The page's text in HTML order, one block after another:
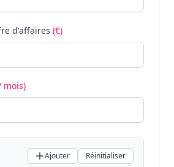
d'affaires (€)
mois)
Ajouter Réinitialiser